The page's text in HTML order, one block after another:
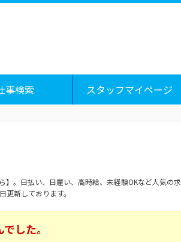
事検索 スタッフマイページ
。日払い、日雇い、高時給、未経験OKなど人気の求
新しております。
した。